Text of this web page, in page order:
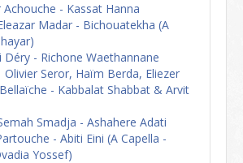
Achouche - Kassat Hanna
Madar - Bichouatekha (A
Déry - Richone Waethannane
Olivier Seror, Haïm Berda, Eliezer
- Kabbalat Shabbat & Arvit
Smadja - Ashahere Adati
- Abiti Eini (A Capella -
Yossef)